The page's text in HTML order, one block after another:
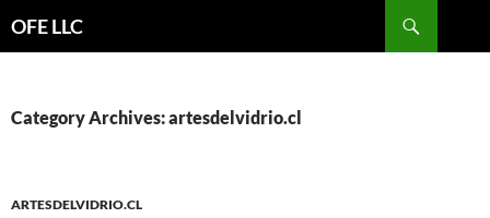
OFE LLC
Category Archives: artesdelvidrio.cl
ARTESDELVIDRIO.CL